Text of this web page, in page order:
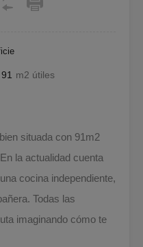
91 m2 útiles
situada con 91m2
la actualidad cuenta
cocina independiente,
Todas las
imaginando cómo te